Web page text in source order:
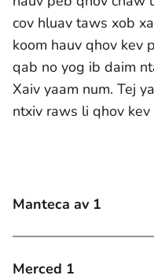
cov hluav taws xob
koom hauv qhov kev
qab no yog ib daim
Xaiv yaam num. Tej
ntxiv raws li qhov
Manteca av 1
Merced 1